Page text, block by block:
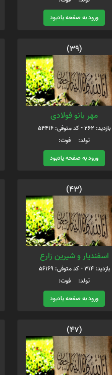
ورود به صفحه یادبود
(39)
مهر بانو فولادی
بازدید: 262 - کد متوفی: 54416
تولد: فوت:
ورود به صفحه یادبود
(43)
اسفندیار و شیرین زارع
بازدید: 314 - کد متوفی: 56169
تولد: فوت:
ورود به صفحه یادبود
(47)